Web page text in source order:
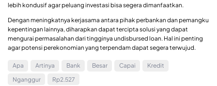
lebih kondusif agar peluang investasi bisa segera dimanfaatkan.
Dengan meningkatnya kerjasama antara pihak perbankan dan pemangku
kepentingan lainnya, diharapkan dapat tercipta solusi yang dapat
mengurai permasalahan dari tingginya undisbursed loan. Hal ini penting
agar potensi perekonomian yang terpendam dapat segera terwujud.
Apa Artinya Bank Besar Capai
Kredit
Nganggur
Rp2.527